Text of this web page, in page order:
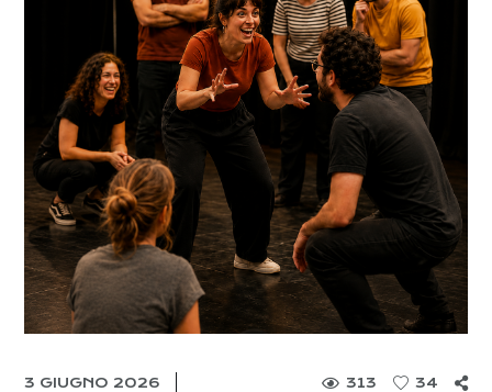
3 GIUGNO 2026
313 34